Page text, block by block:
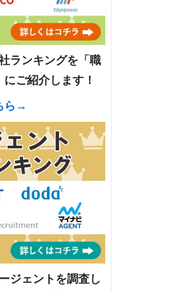
ランキングを「職
ご紹介します！
ら→
ジェントを調査し